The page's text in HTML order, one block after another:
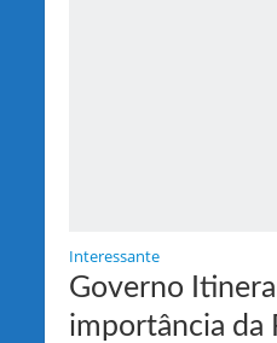
Interessante
Governo
importância da